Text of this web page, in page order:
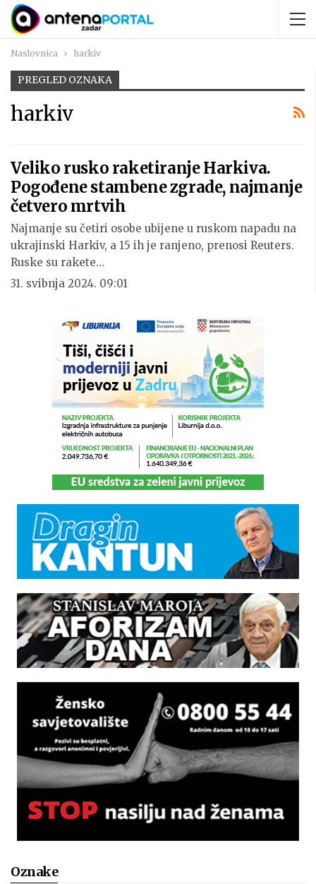
Naslovnica harkiv
PREGLED OZNAKA
harkiv
Veliko rusko raketiranje Harkiva.
Pogođene stambene zgrade, najmanje
četvero mrtvih
Najmanje su četiri osobe ubijene u ruskom napadu na
ukrajinski Harkiv, a 15 ih je ranjeno, prenosi Reuters.
Ruske su rakete…
31. svibnja 2024. 09:01
Oznake